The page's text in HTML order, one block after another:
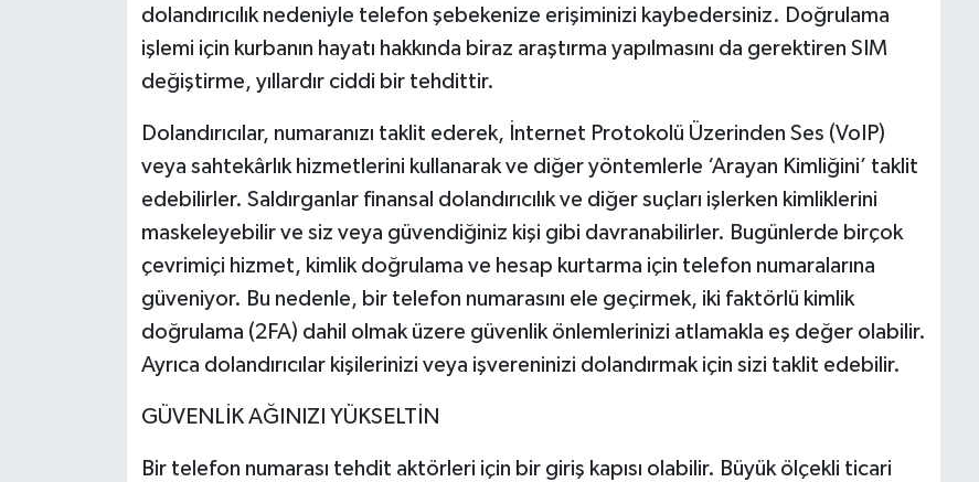
dolandırıcılık nedeniyle telefon şebekenize erişiminizi kaybedersiniz. Doğrulama
işlemi için kurbanın hayatı hakkında biraz araştırma yapılmasını da gerektiren SIM
değiştirme, yıllardır ciddi bir tehdittir.
Dolandırıcılar, numaranızı taklit ederek, İnternet Protokolü Üzerinden Ses (VoIP)
veya sahtekârlık hizmetlerini kullanarak ve diğer yöntemlerle ‘Arayan Kimliğini’ taklit
edebilirler. Saldırganlar finansal dolandırıcılık ve diğer suçları işlerken kimliklerini
maskeleyebilir ve siz veya güvendiğiniz kişi gibi davranabilirler. Bugünlerde birçok
çevrimiçi hizmet, kimlik doğrulama ve hesap kurtarma için telefon numaralarına
güveniyor. Bu nedenle, bir telefon numarasını ele geçirmek, iki faktörlü kimlik
doğrulama (2FA) dahil olmak üzere güvenlik önlemlerinizi atlamakla eş değer olabilir.
Ayrıca dolandırıcılar kişilerinizi veya işvereninizi dolandırmak için sizi taklit edebilir.
GÜVENLİK AĞINIZI YÜKSELTİN
Bir telefon numarası tehdit aktörleri için bir giriş kapısı olabilir. Büyük ölçekli ticari